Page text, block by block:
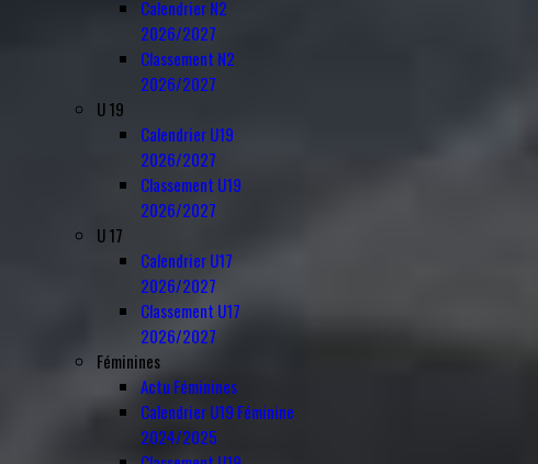
Calendrier N2
2026/2027
Classement N2
2026/2027
U 19
Calendrier U19
2026/2027
Classement U19
2026/2027
U 17
Calendrier U17
2026/2027
Classement U17
2026/2027
Féminines
Actu Féminines
Calendrier U19 Féminine
2024/2025